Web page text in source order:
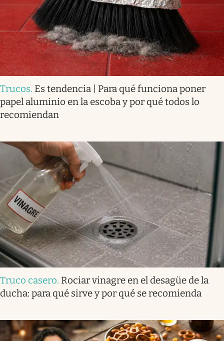
Trucos. Es tendencia | Para qué funciona poner
papel aluminio en la escoba y por qué todos lo
recomiendan
Truco casero. Rociar vinagre en el desagüe de la
ducha: para qué sirve y por qué se recomienda